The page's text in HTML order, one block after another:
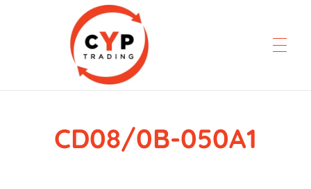
CYP Trading
Professionelle Ersatzteilbeschaffung
CD08/0B-050A1